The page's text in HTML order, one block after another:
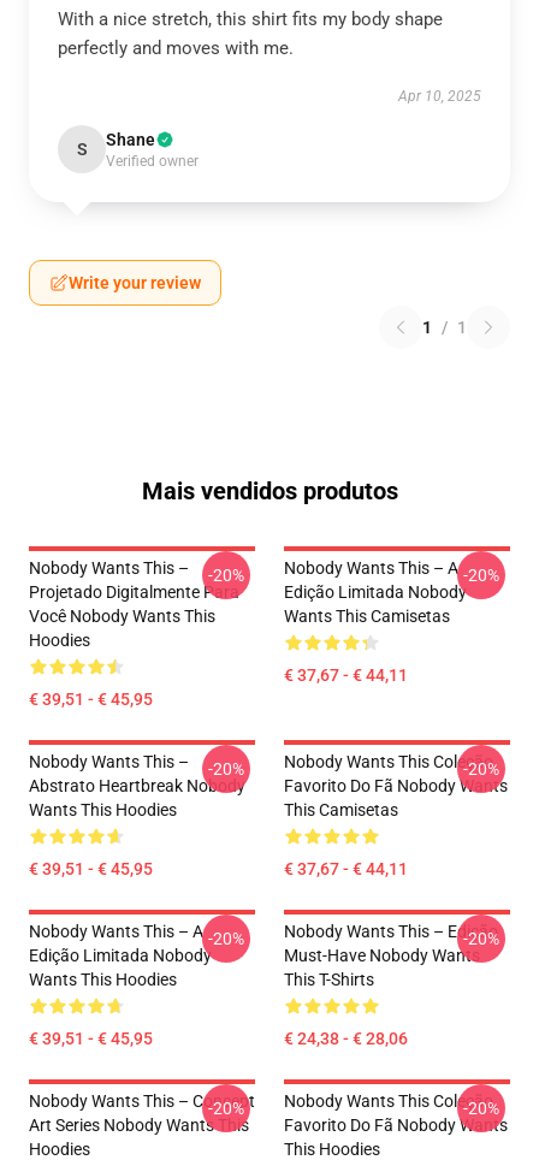
With a nice stretch, this shirt fits my body shape
perfectly and moves with me.
Apr 10, 2025
S Shane
Verified owner
Write your review
1 / 1
Mais vendidos produtos
Nobody Wants This –
Projetado Digitalmente Para
Você Nobody Wants This
Hoodies
€ 39,51 - € 45,95
-20%
Nobody Wants This – A
Edição Limitada Nobody
Wants This Camisetas
€ 37,67 - € 44,11
-20%
Nobody Wants This –
Abstrato Heartbreak Nobody
Wants This Hoodies
€ 39,51 - € 45,95
-20%
Nobody Wants This Coleção
Favorito Do Fã Nobody Wants
This Camisetas
€ 37,67 - € 44,11
-20%
Nobody Wants This – A
Edição Limitada Nobody
Wants This Hoodies
€ 39,51 - € 45,95
-20%
Nobody Wants This – Edição
Must-Have Nobody Wants
This T-Shirts
€ 24,38 - € 28,06
-20%
Nobody Wants This – Concept
Art Series Nobody Wants This
Hoodies
-20%
Nobody Wants This Coleção
Favorito Do Fã Nobody Wants
This Hoodies
-20%